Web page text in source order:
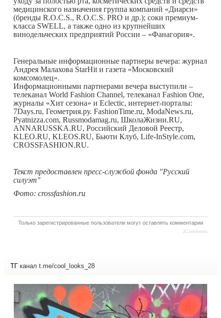
медицинского назначения группа компаний «Диарси»
(бренды R.O.C.S., R.O.C.S. PRO и др.); соки премиум-
класса SWELL, а также одно из крупнейших
винодельческих предприятий России – «Фанагория».
Генеральные информационные партнеры вечера: журнал
Андрея Малахова StarHit и газета «Московский
комсомолец».
Информационными партнерами вечера выступили –
телеканал World Fashion Channel, телеканал Fashion One,
журналы «Хит сезона» и Eclectic, интернет-порталы:
7Days.ru, Геометрия.ру. FashionTime.ru, ModaNews.ru,
Pyatnizza.com, Russmodamag.ru, ШколаЖизни.RU,
ANNARUSSKA.RU, Российский Деловой Реестр,
KLEO.RU, KLEOS.RU, Бьюти Клуб, Life-InStyle.com,
CROSSFASHION.RU.
Текст предоставлен пресс-службой фонда "Русский
силуэт"
Фото: crossfashion.ru
Только зарегистрированные пользователи могут оставлять комментарии
JComments
ТГ канал t.me/cool_looks_28